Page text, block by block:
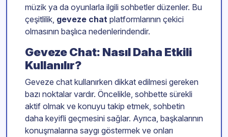
müzik ya da oyunlarla ilgili sohbetler düzenler. Bu
çeşitlilik, geveze chat platformlarının çekici
olmasının başlıca nedenlerindendir.
Geveze Chat: Nasıl Daha Etkili
Kullanılır?
Geveze chat kullanırken dikkat edilmesi gereken
bazı noktalar vardır. Öncelikle, sohbette sürekli
aktif olmak ve konuyu takip etmek, sohbetin
daha keyifli geçmesini sağlar. Ayrıca, başkalarının
konuşmalarına saygı göstermek ve onları